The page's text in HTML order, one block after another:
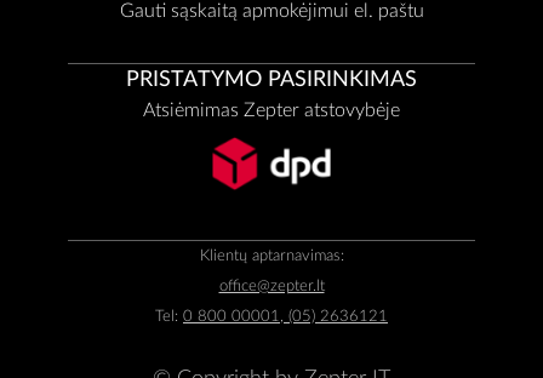
Gauti sąskaitą apmokėjimui el. paštu
PRISTATYMO PASIRINKIMAS
Atsiėmimas Zepter atstovybėje
Klientų aptarnavimas:
office@zepter.lt
Tel: 0 800 00001, (05) 2636121